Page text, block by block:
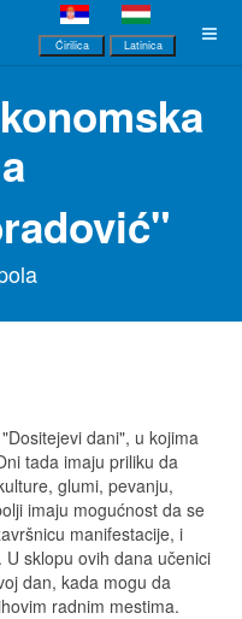
Ćirilica Latinica
dani", u kojima
tada imaju priliku da
glumi, pevanju,
imaju mogućnost da se
manifestacije, i
sklopu ovih dana učenici
dan, kada mogu da
radnim mestima.